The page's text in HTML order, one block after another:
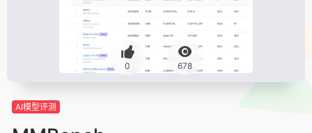
0 678
AI模型评测